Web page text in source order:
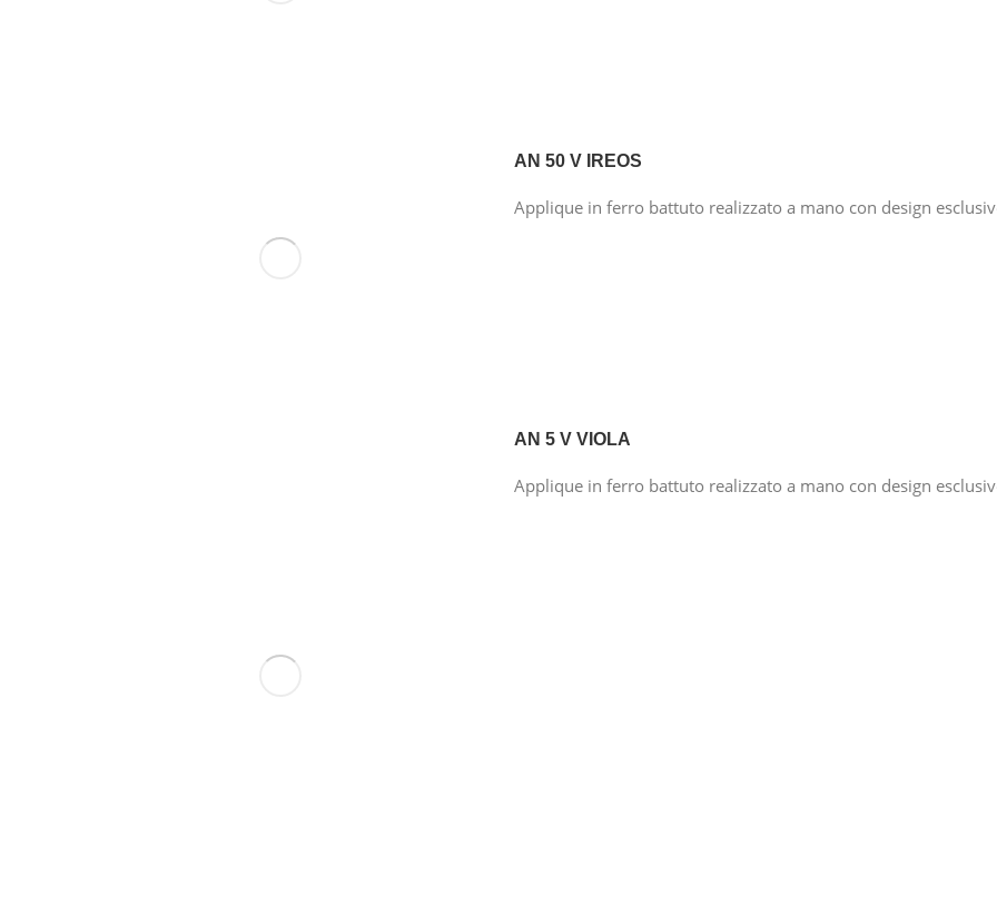
AN 50 V IREOS
Applique in ferro battuto realizzato a mano con design
AN 5 V VIOLA
Applique in ferro battuto realizzato a mano con design